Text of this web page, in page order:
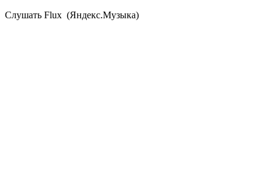
Cлушать Flux (Яндекс.Музыка)